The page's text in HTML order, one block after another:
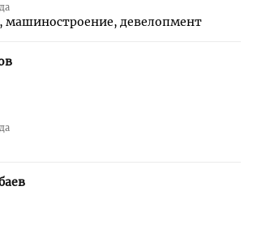
машиностроение, девелопмент